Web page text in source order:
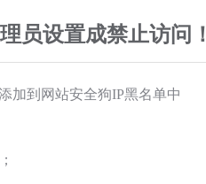
员设置成禁止访问！
加到网站安全狗IP黑名单中